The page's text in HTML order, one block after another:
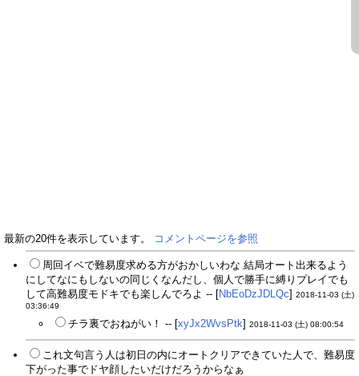
最新の20件を表示しています。 コメントページを参照
周回イベで難易度求める方がおかしいわな 結局オート出来るよう
にしてなにもしないの同じくなんだし、個人で勝手に縛りプレイでも
して高難易度モドキでも楽しんでろよ -- [NbEoDzJDLQc] 2018-11-03 (土)
03:36:49
チラ裏でおねがい！ -- [xyJx2WvsPtk] 2018-11-03 (土) 08:00:54
これ文句言う人は初日の内にオートクリアできていた人で、難易度
下がった事でドヤ顔したいだけだろうからなぁ